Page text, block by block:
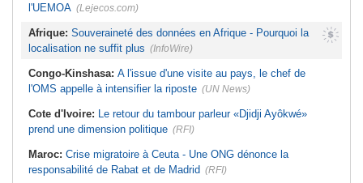
l'UEMOA (Lejecos.com)
Afrique: Souveraineté des données en Afrique - Pourquoi la
localisation ne suffit plus (InfoWire)
Congo-Kinshasa: A l'issue d'une visite au pays, le chef de
l'OMS appelle à intensifier la riposte (UN News)
Cote d'Ivoire: Le retour du tambour parleur «Djidji Ayôkwé»
prend une dimension politique (RFI)
Maroc: Crise migratoire à Ceuta - Une ONG dénonce la
responsabilité de Rabat et de Madrid (RFI)